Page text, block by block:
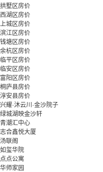
拱墅区房价
西湖区房价
上城区房价
滨江区房价
钱塘区房价
余杭区房价
临平区房价
临安区房价
富阳区房价
桐庐县房价
淳安县房价
兴耀·沐云川·金沙院子
绿城湖映金沙轩
青潮汇中心
志合鑫悦大厦
汤联阁
如玺华院
点点公寓
华师家园